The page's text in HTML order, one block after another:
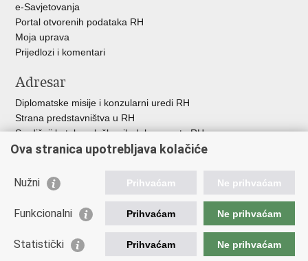
e-Savjetovanja
Portal otvorenih podataka RH
Moja uprava
Prijedlozi i komentari
Adresar
Diplomatske misije i konzularni uredi RH
Strana predstavništva u RH
Središnji katalog službenih dokumenata RH
Adresar tijela javne vlasti
Besplatni telefoni javne uprave
Korisne poveznice
Hrvatska gospodarska komora
Ova stranica upotrebljava kolačiće
Nužni Prihvaćam Ne prihvaćam
Funkcionalni Prihvaćam Ne prihvaćam
Statistički Prihvaćam Ne prihvaćam